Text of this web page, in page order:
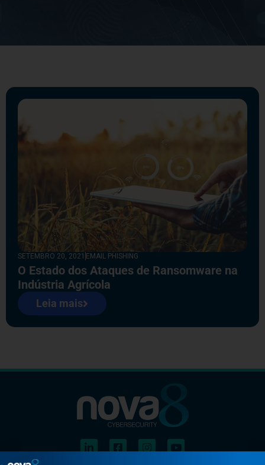
SETEMBRO 20, 2021 EMAIL PHISHING
O Estado dos Ataques de Ransomware na
Indústria Agrícola
Leia mais